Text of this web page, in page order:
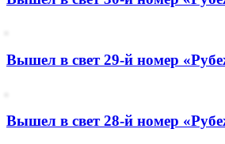
Вышел в свет 29-й номер
Вышел в свет 28-й номер